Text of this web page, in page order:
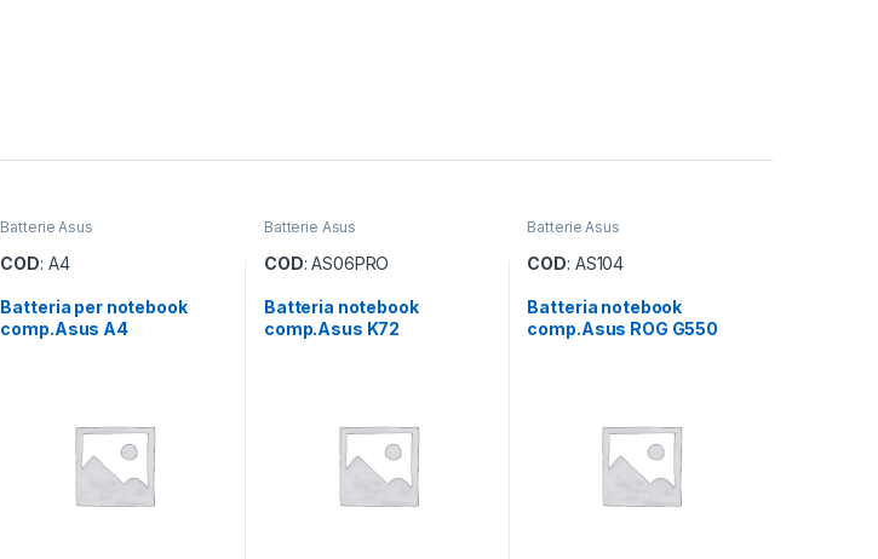
Batterie Asus
COD: A4
Batteria per notebook
comp.Asus A4
Batterie Asus
COD: AS06PRO
Batteria notebook
comp.Asus K72
Batterie Asus
COD: AS104
Batteria notebook
comp.Asus ROG G550